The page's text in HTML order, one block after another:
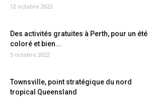
12 octobre 2022
Des activités gratuites à Perth, pour un été
coloré et bien...
5 octobre 2022
Townsville, point stratégique du nord
tropical Queensland